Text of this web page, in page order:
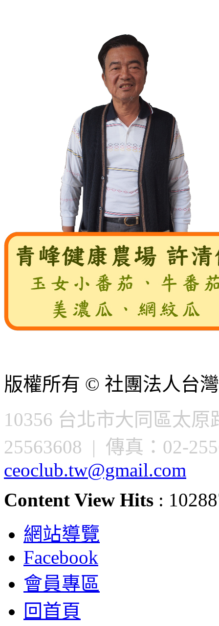
版權所有 © 社團法人台
10356 台北市大同區太
25563608 | 傳真：02-
ceoclub.tw@gmail.com
Content View Hits :
網站導覽
Facebook
會員專區
回首頁